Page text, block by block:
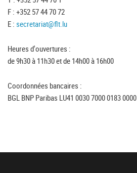
F : +352 57 44 70 72
E : secretariat@flt.lu
Heures d'ouvertures :
de 9h30 à 11h30 et de 14h00 à 16h00
Coordonnées bancaires :
BGL BNP Paribas LU41 0030 7000 0183 0000